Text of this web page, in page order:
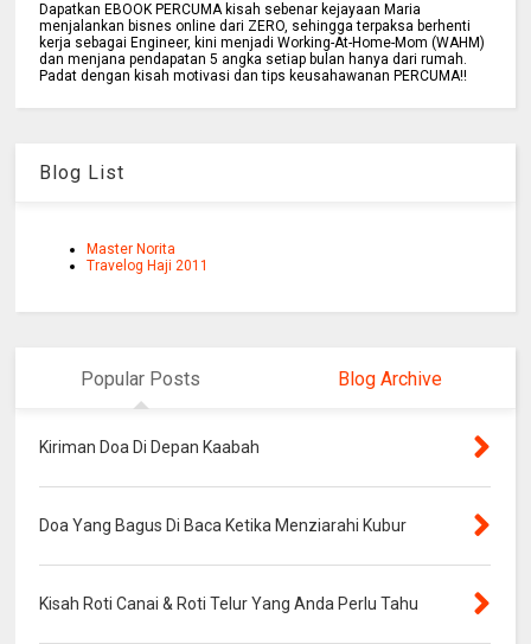
Dapatkan EBOOK PERCUMA kisah sebenar kejayaan Maria
menjalankan bisnes online dari ZERO, sehingga terpaksa berhenti
kerja sebagai Engineer, kini menjadi Working-At-Home-Mom (WAHM)
dan menjana pendapatan 5 angka setiap bulan hanya dari rumah.
Padat dengan kisah motivasi dan tips keusahawanan PERCUMA!!
Blog List
Master Norita
Travelog Haji 2011
Popular Posts Blog Archive
Kiriman Doa Di Depan Kaabah
Doa Yang Bagus Di Baca Ketika Menziarahi Kubur
Kisah Roti Canai & Roti Telur Yang Anda Perlu Tahu